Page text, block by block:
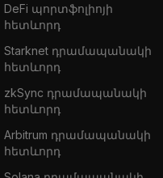
DeFi պորտֆոլիոյի
հետևորդ
Starknet դրամապանակի
հետևորդ
zkSync դրամապանակի
հետևորդ
Arbitrum դրամապանակի
հետևորդ